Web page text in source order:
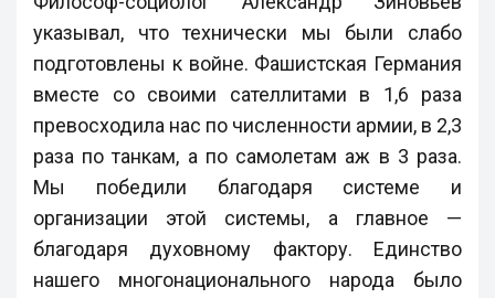
указывал, что технически мы были слабо
подготовлены к войне. Фашистская Германия
вместе со своими сателлитами в 1,6 раза
превосходила нас по численности армии, в 2,3
раза по танкам, а по самолетам аж в 3 раза.
Мы победили благодаря системе и
организации этой системы, а главное —
благодаря духовному фактору. Единство
нашего многонационального народа было